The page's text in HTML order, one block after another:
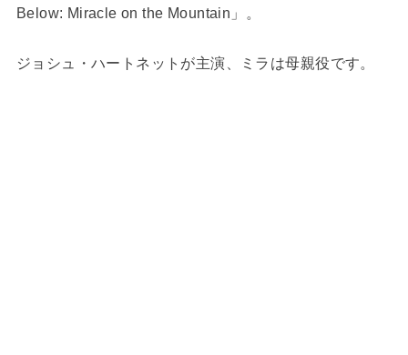
Below: Miracle on the Mountain」。
ジョシュ・ハートネットが主演、ミラは母親役です。